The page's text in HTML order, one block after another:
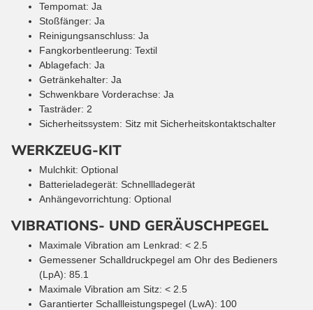
Tempomat: Ja
Stoßfänger: Ja
Reinigungsanschluss: Ja
Fangkorbentleerung: Textil
Ablagefach: Ja
Getränkehalter: Ja
Schwenkbare Vorderachse: Ja
Tasträder: 2
Sicherheitssystem: Sitz mit Sicherheitskontaktschalter
WERKZEUG-KIT
Mulchkit: Optional
Batterieladegerät: Schnellladegerät
Anhängevorrichtung: Optional
VIBRATIONS- UND GERÄUSCHPEGEL
Maximale Vibration am Lenkrad: < 2.5
Gemessener Schalldruckpegel am Ohr des Bedieners
(LpA): 85.1
Maximale Vibration am Sitz: < 2.5
Garantierter Schallleistungspegel (LwA): 100